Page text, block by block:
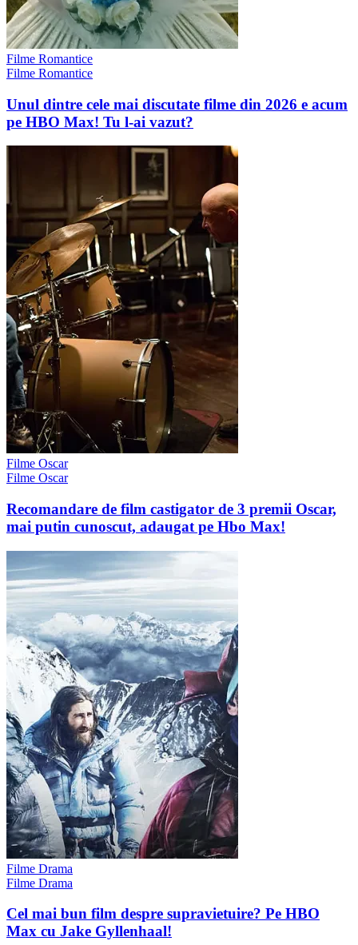
Filme Romantice
Filme Romantice
Unul dintre cele mai discutate filme din 2026 e acum
pe HBO Max! Tu l-ai vazut?
Filme Oscar
Filme Oscar
Recomandare de film castigator de 3 premii Oscar,
mai putin cunoscut, adaugat pe Hbo Max!
Filme Drama
Filme Drama
Cel mai bun film despre supravietuire? Pe HBO
Max cu Jake Gyllenhaal!